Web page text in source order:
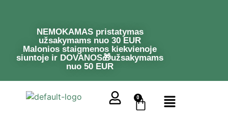
NEMOKAMAS pristatymas
užsakymams nuo 30 EUR
Malonios staigmenos kiekvienoje
siuntoje ir DOVANOS🎁užsakymams
nuo 50 EUR
0